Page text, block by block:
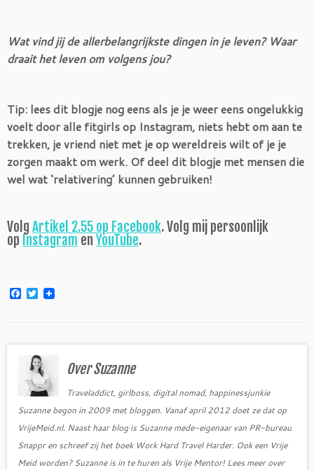
Wat vind jij de allerbelangrijkste dingen in je leven? Waar
draait het leven om volgens jou?
Tip: lees dit blogje nog eens als je je weer eens ongelukkig
voelt door alle fitgirls op Instagram, niets hebt om aan te
trekken, je vriend niet met je op wereldreis wilt of je je
zorgen maakt om werk. Of deel dit blogje met mensen die
wel wat ‘relativering’ kunnen gebruiken!
Volg Artikel 2.55 op Facebook. Volg mij persoonlijk
op Instagram en YouTube.
F
o
T
w
e
r
Over Suzanne
Traveladdict, girlboss, digital nomad, happinessjunkie
Suzanne begon in 2009 met bloggen. Vanaf april 2012 doet ze dat op
VrijeMeid.nl. Naast haar blog is Suzanne mede-eigenaar van PR-bureau
Snappr en schreef zij het boek Work Hard Travel Harder. Ook een Vrije
Meid worden? Suzanne is in te huren als Vrije Mentor! Lees meer over